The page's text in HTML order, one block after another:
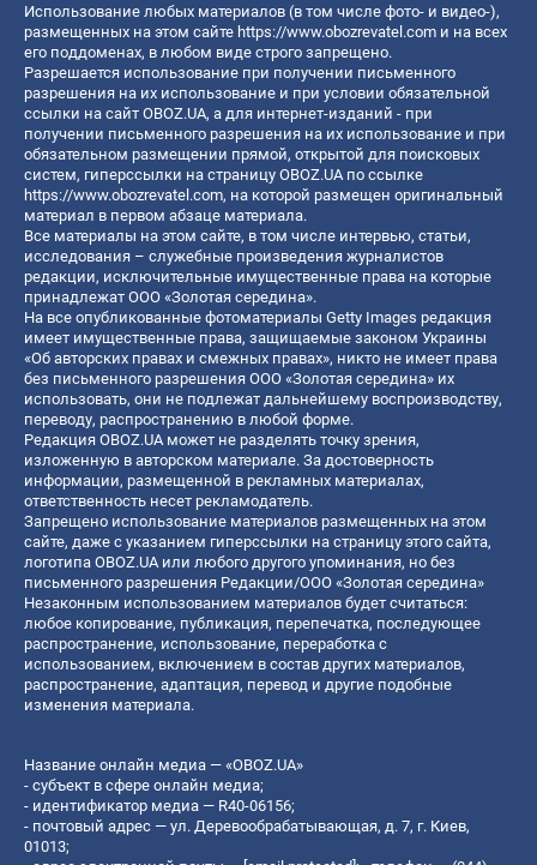
Использование любых материалов (в том числе фото- и видео-),
размещенных на этом сайте https://www.obozrevatel.com и на всех
его поддоменах, в любом виде строго запрещено.
Разрешается использование при получении письменного
разрешения на их использование и при условии обязательной
ссылки на сайт OBOZ.UA, а для интернет-изданий - при
получении письменного разрешения на их использование и при
обязательном размещении прямой, открытой для поисковых
систем, гиперссылки на страницу OBOZ.UA по ссылке
https://www.obozrevatel.com, на которой размещен оригинальный
материал в первом абзаце материала.
Все материалы на этом сайте, в том числе интервью, статьи,
исследования – служебные произведения журналистов
редакции, исключительные имущественные права на которые
принадлежат ООО «Золотая середина».
На все опубликованные фотоматериалы Getty Images редакция
имеет имущественные права, защищаемые законом Украины
«Об авторских правах и смежных правах», никто не имеет права
без письменного разрешения ООО «Золотая середина» их
использовать, они не подлежат дальнейшему воспроизводству,
переводу, распространению в любой форме.
Редакция OBOZ.UA может не разделять точку зрения,
изложенную в авторском материале. За достоверность
информации, размещенной в рекламных материалах,
ответственность несет рекламодатель.
Запрещено использование материалов размещенных на этом
сайте, даже с указанием гиперссылки на страницу этого сайта,
логотипа OBOZ.UA или любого другого упоминания, но без
письменного разрешения Редакции/ООО «Золотая середина»
Незаконным использованием материалов будет считаться:
любое копирование, публикация, перепечатка, последующее
распространение, использование, переработка с
использованием, включением в состав других материалов,
распространение, адаптация, перевод и другие подобные
изменения материала.
Название онлайн медиа — «OBOZ.UA»
- субъект в сфере онлайн медиа;
- идентификатор медиа — R40-06156;
- почтовый адрес — ул. Деревообрабатывающая, д. 7, г. Киев,
01013;